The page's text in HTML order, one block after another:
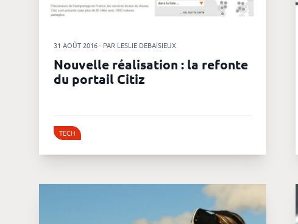
31 AOÛT 2016 - PAR LESLIE DEBAISIEUX
Nouvelle réalisation : la refonte
du portail Citiz
TECH